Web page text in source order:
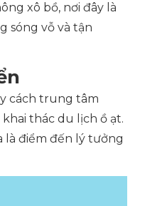
xô bồ, nơi đây là
sóng vỗ và tận
cách trung tâm
thác du lịch ồ ạt.
là điểm đến lý tưởng